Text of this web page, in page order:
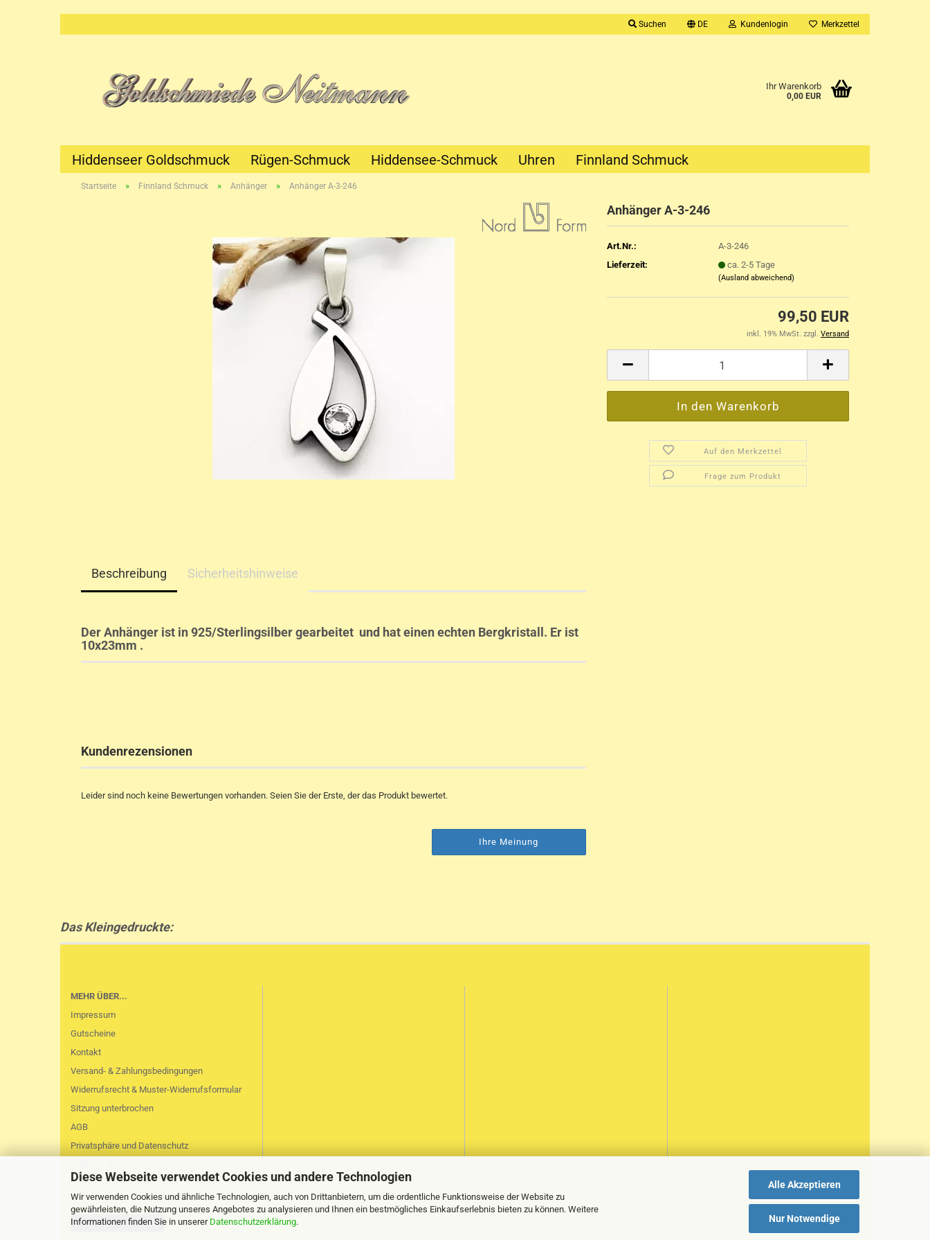
Diese Webseite verwendet Cookies und andere Technologien
Wir verwenden Cookies und ähnliche Technologien, auch von Drittanbietern, um die ordentliche Funktionsweise der Website zu
gewährleisten, die Nutzung unseres Angebotes zu analysieren und Ihnen ein bestmögliches Einkaufserlebnis bieten zu können. Weitere
Informationen finden Sie in unserer Datenschutzerklärung.
Alle Akzeptieren
Nur Notwendige
Suchen DE Kundenlogin Merkzettel
Ihr Warenkorb
0,00 EUR
Hiddenseer Goldschmuck Rügen-Schmuck Hiddensee-Schmuck Uhren Finnland Schmuck
Startseite » Finnland Schmuck » Anhänger » Anhänger A-3-246
Anhänger A-3-246
Art.Nr.:
A-3-246
Lieferzeit:
ca. 2-5 Tage
(Ausland abweichend)
99,50 EUR
inkl. 19% MwSt. zzgl. Versand
Auf den Merkzettel
Frage zum Produkt
Beschreibung Sicherheitshinweise
Der Anhänger ist in 925/Sterlingsilber gearbeitet und hat einen echten Bergkristall. Er ist
10x23mm .
Kundenrezensionen
Leider sind noch keine Bewertungen vorhanden. Seien Sie der Erste, der das Produkt bewertet.
Ihre Meinung
Das Kleingedruckte:
MEHR ÜBER...
Impressum
Gutscheine
Kontakt
Versand- & Zahlungsbedingungen
Widerrufsrecht & Muster-Widerrufsformular
Sitzung unterbrochen
AGB
Privatsphäre und Datenschutz
Cookie Einstellungen
Vertrag widerrufen